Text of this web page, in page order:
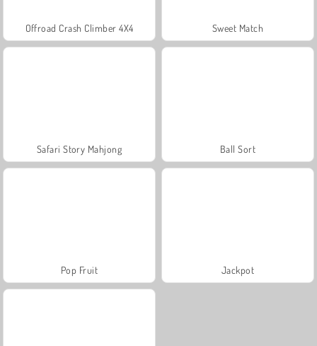
Offroad Crash Climber 4X4 Sweet Match
Safari Story Mahjong Ball Sort
Pop Fruit Jackpot